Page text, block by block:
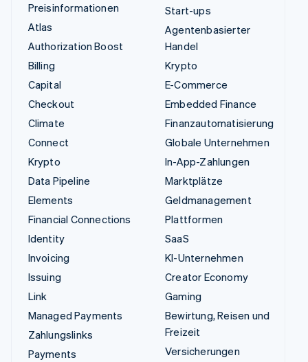
Preisinformationen
Atlas
Authorization Boost
Billing
Capital
Checkout
Climate
Connect
Krypto
Data Pipeline
Elements
Financial Connections
Identity
Invoicing
Issuing
Link
Managed Payments
Zahlungslinks
Payments
Start-ups
Agentenbasierter
Handel
Krypto
E-Commerce
Embedded Finance
Finanzautomatisierung
Globale Unternehmen
In-App-Zahlungen
Marktplätze
Geldmanagement
Plattformen
SaaS
KI-Unternehmen
Creator Economy
Gaming
Bewirtung, Reisen und
Freizeit
Versicherungen